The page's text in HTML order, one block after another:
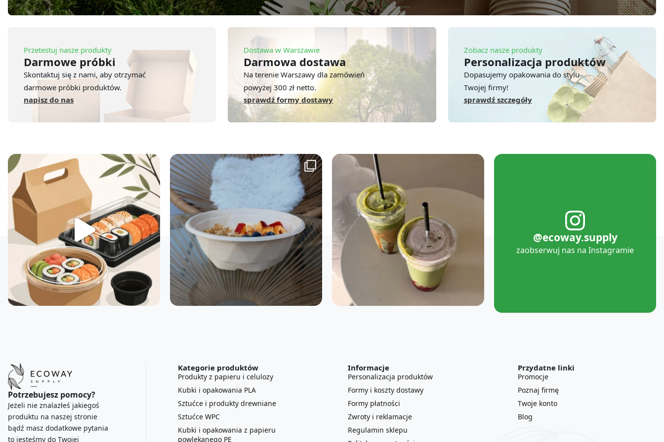
Przetestuj nasze produkty
Darmowe próbki
Skontaktuj się z nami, aby otrzymać
darmowe próbki produktów.
napisz do nas
Dostawa w Warszawie
Darmowa dostawa
Na terenie Warszawy dla zamówień
powyżej 300 zł netto.
sprawdź formy dostawy
Zobacz nasze produkty
Personalizacja produktów
Dopasujemy opakowania do stylu
Twojej firmy!
sprawdź szczegóły
@ecoway.supply
zaobserwuj nas na Instagramie
Potrzebujesz pomocy?
Jeżeli nie znalazłeś jakiegoś
produktu na naszej stronie
bądź masz dodatkowe pytania
to jesteśmy do Twojej
Kategorie produktów
Produkty z papieru i celulozy
Kubki i opakowania PLA
Sztućce i produkty drewniane
Sztućce WPC
Kubki i opakowania z papieru
powlekanego PE
Informacje
Personalizacja produktów
Formy i koszty dostawy
Formy płatności
Zwroty i reklamacje
Regulamin sklepu
Przydatne linki
Promocje
Poznaj firmę
Twoje konto
Blog